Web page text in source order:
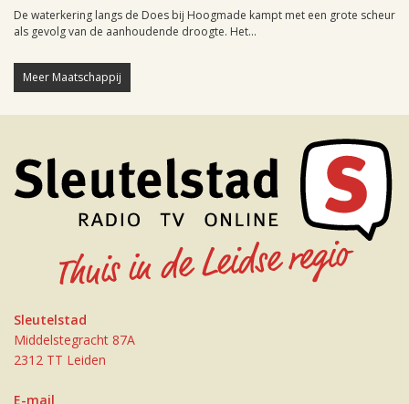
De waterkering langs de Does bij Hoogmade kampt met een grote scheur
als gevolg van de aanhoudende droogte. Het...
Meer Maatschappij
Sleutelstad
Middelstegracht 87A
2312 TT Leiden
E-mail